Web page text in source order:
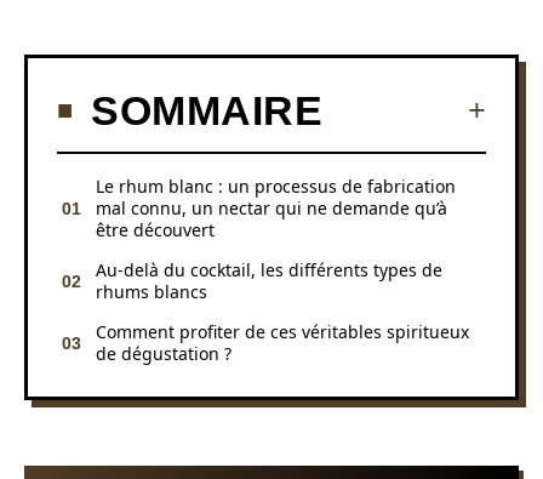
SOMMAIRE
Le rhum blanc : un processus de fabrication
mal connu, un nectar qui ne demande qu’à
être découvert
Au-delà du cocktail, les différents types de
rhums blancs
Comment profiter de ces véritables spiritueux
de dégustation ?